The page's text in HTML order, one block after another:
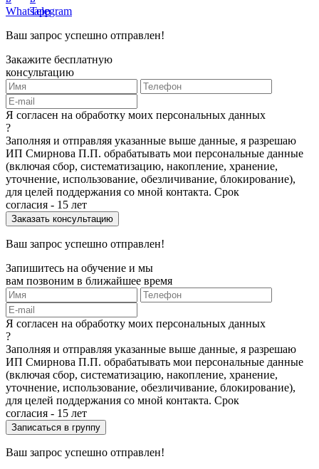
Ваш запрос успешно отправлен!
Закажите бесплатную
консультацию
Я согласен на обработку моих персональных данных
?
Заполняя и отправляя указанные выше данные, я разрешаю
ИП Смирнова П.П. обрабатывать мои персональные данные
(включая сбор, систематизацию, накопление, хранение,
уточнение, использование, обезличивание, блокирование),
для целей поддержания со мной контакта. Срок
согласия - 15 лет
Ваш запрос успешно отправлен!
Запишитесь на обучение и мы
вам позвоним в ближайшее время
Я согласен на обработку моих персональных данных
?
Заполняя и отправляя указанные выше данные, я разрешаю
ИП Смирнова П.П. обрабатывать мои персональные данные
(включая сбор, систематизацию, накопление, хранение,
уточнение, использование, обезличивание, блокирование),
для целей поддержания со мной контакта. Срок
согласия - 15 лет
Ваш запрос успешно отправлен!